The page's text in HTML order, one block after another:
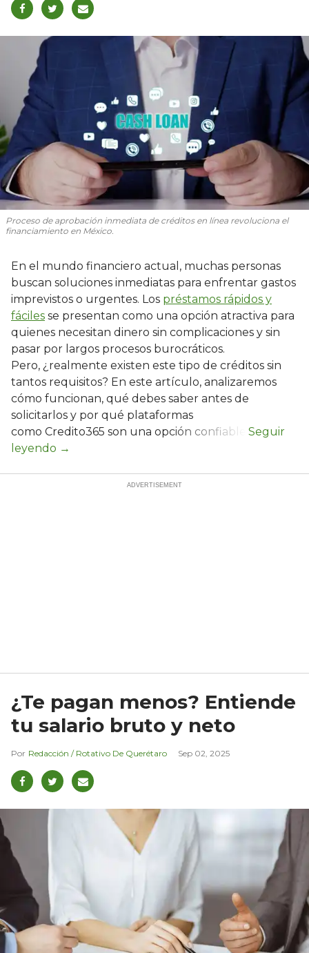
Proceso de aprobación inmediata de créditos en línea revoluciona el
financiamiento en México.
En el mundo financiero actual, muchas personas
buscan soluciones inmediatas para enfrentar gastos
imprevistos o urgentes. Los préstamos rápidos y
fáciles se presentan como una opción atractiva para
quienes necesitan dinero sin complicaciones y sin
pasar por largos procesos burocráticos.
Pero, ¿realmente existen este tipo de créditos sin
tantos requisitos? En este artículo, analizaremos
cómo funcionan, qué debes saber antes de
solicitarlos y por qué plataformas
como Credito365 son una opción confiable.
¿Te pagan menos? Entiende
tu salario bruto y neto
Redacción / Rotativo De Querétaro Sep 02, 2025